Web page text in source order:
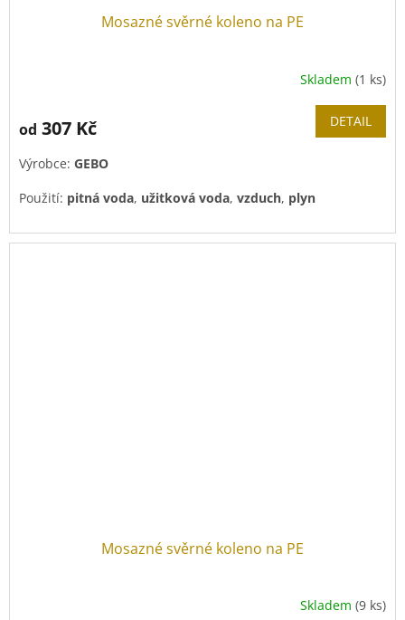
Mosazné svěrné koleno na PE
Skladem (1 ks)
od 307 Kč DETAIL
Výrobce: GEBO
Použití: pitná voda, užitková voda, vzduch, plyn
Mosazné svěrné koleno na PE
Skladem (9 ks)